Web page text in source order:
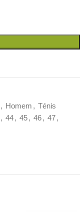
, Homem , Ténis
, 44, 45, 46, 47,